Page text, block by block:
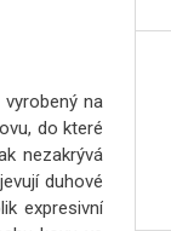
na
do které
nezakrývá
duhové
expresivní